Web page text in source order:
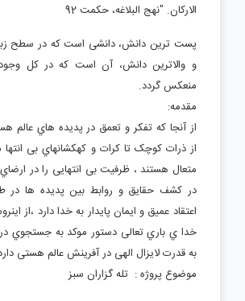
الارکان. "نهج البلاغه، حکمت 92
پست ترین دانش، دانشی است که در سطح
و والاترین دانش، آن است که در کل
منعکس گردد.
مقدمه:
از آنجا که تفکر و تعمق در پدیده هاي عالم
از ذرات کوچک تا کرات و کهکشانهاي بی انتها
متعال هستند ، ظرفیت بی انتهایی را در
در کشف حقایق و روابط بین پدیده ها در
اعتقاد عمیق و ایمان پایدار به خدا دارد ،از
خدا ي باري تعالی دستور موکد به جستجوي
به قدرت لایزال الهی در آفرینش عالم هستی
موضوع پروژه : تله گزاران سبز